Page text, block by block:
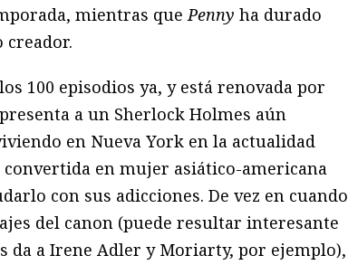
mientras quePenny ha durado
100 episodios ya, y está renovada por
a un Sherlock Holmes aún
en Nueva York en la actualidad
en mujer asiático-americana
con sus adicciones. De vez en cuando
del canon (puede resultar interesante
da a Irene Adler y Moriarty, por ejemplo),